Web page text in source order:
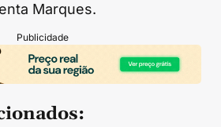
Marques.
Publicidade